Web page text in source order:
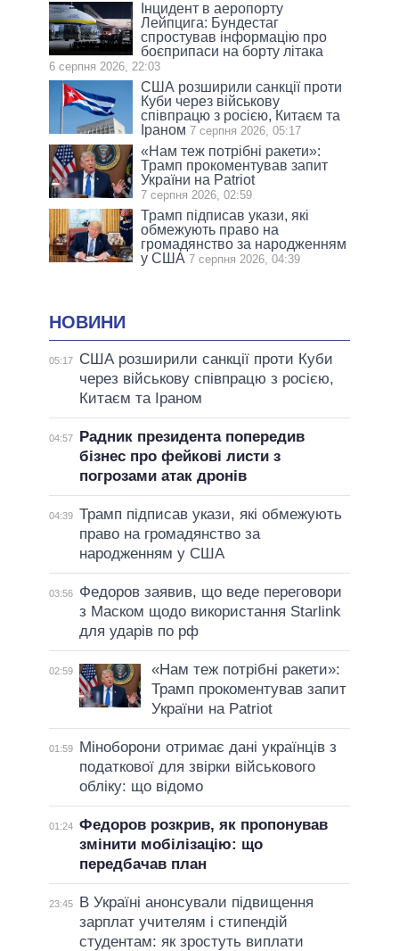
Інцидент в аеропорту
Лейпцига: Бундестаг
спростував інформацію про
боєприпаси на борту літака
6 серпня 2026, 22:03
США розширили санкції проти
Куби через військову
співпрацю з росією, Китаєм та
Іраном 7 серпня 2026, 05:17
«Нам теж потрібні ракети»:
Трамп прокоментував запит
України на Patriot
7 серпня 2026, 02:59
Трамп підписав укази, які
обмежують право на
громадянство за народженням
у США 7 серпня 2026, 04:39
НОВИНИ
05:17
США розширили санкції проти Куби
через військову співпрацю з росією,
Китаєм та Іраном
04:57
Радник президента попередив
бізнес про фейкові листи з
погрозами атак дронів
04:39 Трамп підписав укази, які обмежують
право на громадянство за
народженням у США
03:56
Федоров заявив, що веде переговори
з Маском щодо використання Starlink
для ударів по рф
02:59
«Нам теж потрібні ракети»:
Трамп прокоментував запит
України на Patriot
01:59
Міноборони отримає дані українців з
податкової для звірки військового
обліку: що відомо
01:24 Федоров розкрив, як пропонував
змінити мобілізацію: що
передбачав план
23:45
В Україні анонсували підвищення
зарплат учителям і стипендій
студентам: як зростуть виплати